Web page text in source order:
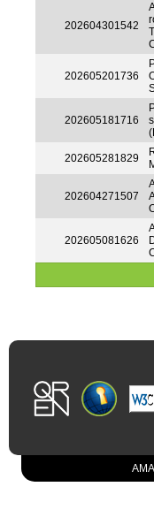
202604301542
202605201736
202605181716
202605281829
202604271507
202605081626